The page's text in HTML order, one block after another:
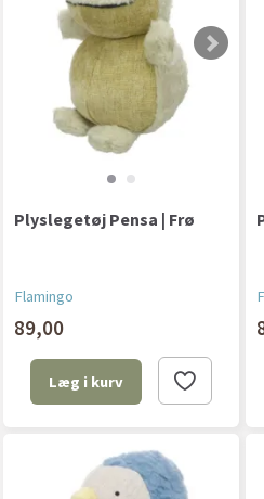
Plyslegetøj Pensa | Frø
Flamingo
89,00
Læg i kurv